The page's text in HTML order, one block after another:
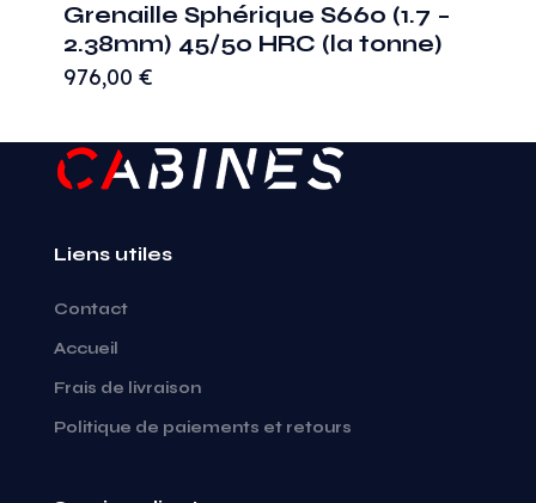
Grenaille Sphérique S660 (1.7 –
2.38mm) 45/50 HRC (la tonne)
976,00 €
Liens utiles
Contact
Accueil
Frais de livraison
Politique de paiements et retours